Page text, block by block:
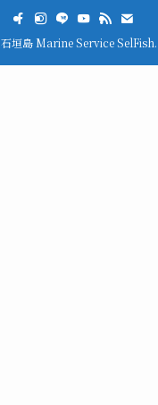
石垣島 Marine Service SelFish.